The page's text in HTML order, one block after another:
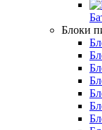
Блоки